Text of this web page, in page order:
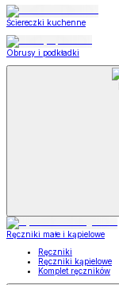
Ściereczki kuchenne
Obrusy i podkładki
Ręczniki małe i kąpielowe
Ręczniki
Ręczniki kąpielowe
Komplet ręczników